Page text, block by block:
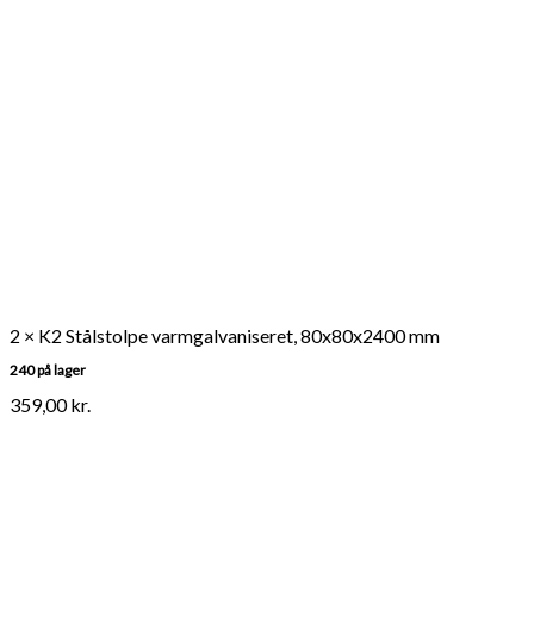
2 × K2 Stålstolpe varmgalvaniseret, 80x80x2400 mm
240 på lager
359,00kr.